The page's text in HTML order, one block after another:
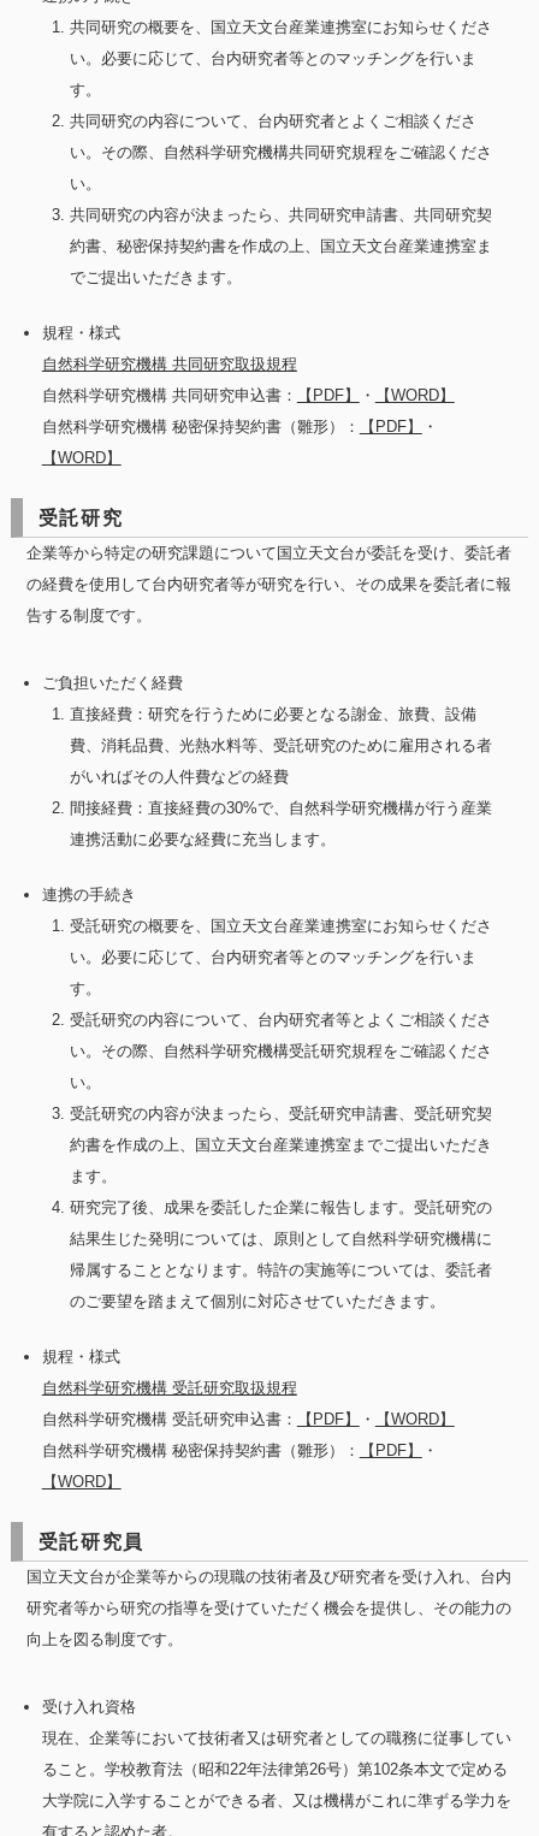
共同研究の概要を、国立天文台産業連携室にお知らせくださ
い。必要に応じて、台内研究者等とのマッチングを行いま
す。
共同研究の内容について、台内研究者とよくご相談くださ
い。その際、自然科学研究機構共同研究規程をご確認くださ
い。
共同研究の内容が決まったら、共同研究申請書、共同研究契
約書、秘密保持契約書を作成の上、国立天文台産業連携室ま
でご提出いただきます。
規程・様式
自然科学研究機構 共同研究取扱規程
自然科学研究機構 共同研究申込書：
【PDF】 ・
【WORD】
自然科学研究機構 秘密保持契約書（雛形）：
【PDF】
・
【WORD】
受託研究
企業等から特定の研究課題について国立天文台が委託を受け、委託者
の経費を使用して台内研究者等が研究を行い、その成果を委託者に報
告する制度です。
ご負担いただく経費
直接経費：研究を行うために必要となる謝金、旅費、設備
費、消耗品費、光熱水料等、受託研究のために雇用される者
がいればその人件費などの経費
間接経費：直接経費の30%で、自然科学研究機構が行う産業
連携活動に必要な経費に充当します。
連携の手続き
受託研究の概要を、国立天文台産業連携室にお知らせくださ
い。必要に応じて、台内研究者等とのマッチングを行いま
す。
受託研究の内容について、台内研究者等とよくご相談くださ
い。その際、自然科学研究機構受託研究規程をご確認くださ
い。
受託研究の内容が決まったら、受託研究申請書、受託研究契
約書を作成の上、国立天文台産業連携室までご提出いただき
ます。
研究完了後、成果を委託した企業に報告します。受託研究の
結果生じた発明については、原則として自然科学研究機構に
帰属することとなります。特許の実施等については、委託者
のご要望を踏まえて個別に対応させていただきます。
規程・様式
自然科学研究機構 受託研究取扱規程
自然科学研究機構 受託研究申込書：
【PDF】 ・
【WORD】
自然科学研究機構 秘密保持契約書（雛形）：
【PDF】
・
【WORD】
受託研究員
国立天文台が企業等からの現職の技術者及び研究者を受け入れ、台内
研究者等から研究の指導を受けていただく機会を提供し、その能力の
向上を図る制度です。
受け入れ資格
現在、企業等において技術者又は研究者としての職務に従事してい
ること。学校教育法（昭和22年法律第26号）第102条本文で定める
大学院に入学することができる者、又は機構がこれに準ずる学力を
有すると認めた者。